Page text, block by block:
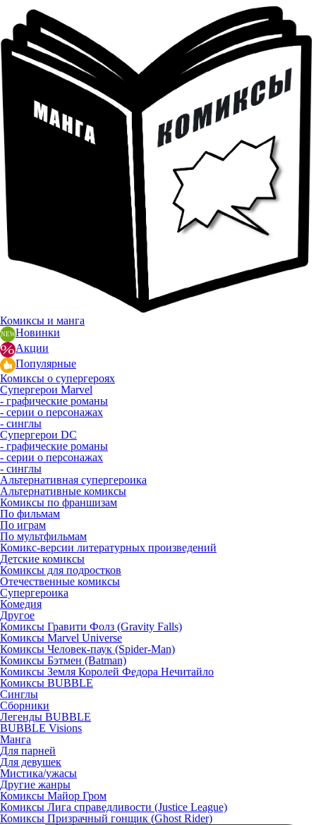
Комиксы и манга
Новинки
Акции
Популярные
Комиксы о супергероях
Супергерои Marvel
- графические романы
- серии о персонажах
- синглы
Супергерои DC
- графические романы
- серии о персонажах
- синглы
Альтернативная супергероика
Альтернативные комиксы
Комиксы по франшизам
По фильмам
По играм
По мультфильмам
Комикс-версии литературных произведений
Детские комиксы
Комиксы для подростков
Отечественные комиксы
Супергероика
Комедия
Другое
Комиксы Гравити Фолз (Gravity Falls)
Комиксы Marvel Universe
Комиксы Человек-паук (Spider-Man)
Комиксы Бэтмен (Batman)
Комиксы Земля Королей Федора Нечитайло
Комиксы BUBBLE
Синглы
Сборники
Легенды BUBBLE
BUBBLE Visions
Манга
Для парней
Для девушек
Мистика/ужасы
Другие жанры
Комиксы Майор Гром
Комиксы Лига справедливости (Justice League)
Комиксы Призрачный гонщик (Ghost Rider)